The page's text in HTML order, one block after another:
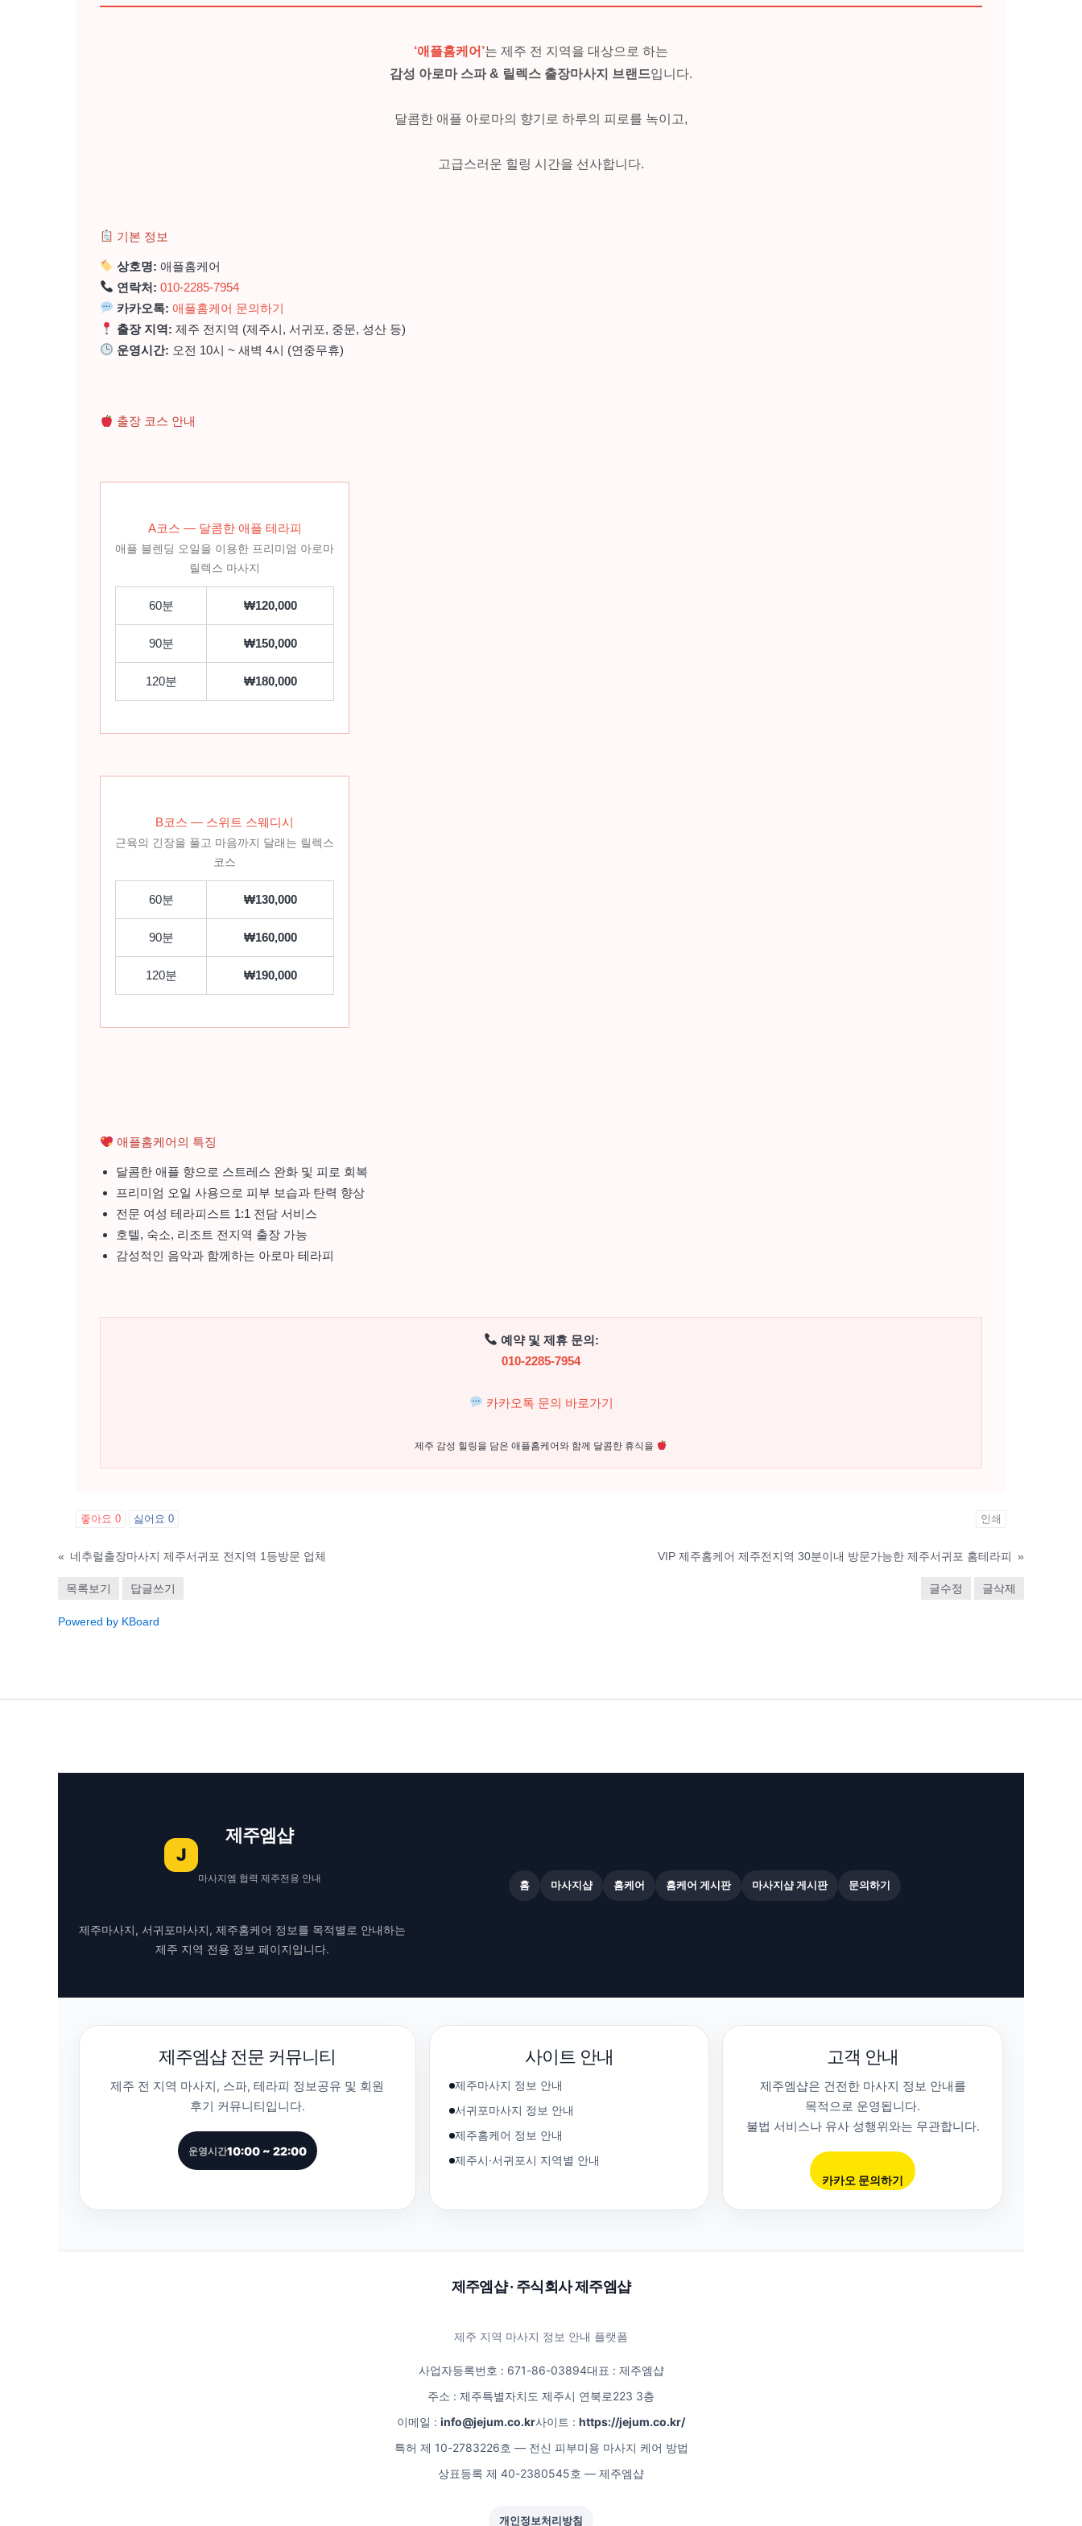
‘애플홈케어’는 제주 전 지역을 대상으로 하는
감성 아로마 스파 & 릴렉스 출장마사지 브랜드입니다.
달콤한 애플 아로마의 향기로 하루의 피로를 녹이고,
고급스러운 힐링 시간을 선사합니다.
기본 정보
상호명: 애플홈케어
연락처: 010-2285-7954
카카오톡: 애플홈케어 문의하기
출장 지역: 제주 전지역 (제주시, 서귀포, 중문, 성산 등)
운영시간: 오전 10시 ~ 새벽 4시 (연중무휴)
출장 코스 안내
A코스 — 달콤한 애플 테라피
애플 블렌딩 오일을 이용한 프리미엄 아로마
릴렉스 마사지
60분 ₩120,000
90분 ₩150,000
120분 ₩180,000
B코스 — 스위트 스웨디시
근육의 긴장을 풀고 마음까지 달래는 릴렉스
코스
60분 ₩130,000
90분 ₩160,000
120분 ₩190,000
애플홈케어의 특징
달콤한 애플 향으로 스트레스 완화 및 피로 회복
프리미엄 오일 사용으로 피부 보습과 탄력 향상
전문 여성 테라피스트 1:1 전담 서비스
호텔, 숙소, 리조트 전지역 출장 가능
감성적인 음악과 함께하는 아로마 테라피
예약 및 제휴 문의:
010-2285-7954
카카오톡 문의 바로가기
제주 감성 힐링을 담은 애플홈케어와 함께 달콤한 휴식을
좋아요 0 싫어요 0 인쇄
« 네추럴출장마사지 제주서귀포 전지역 1등방문 업체 VIP 제주홈케어 제주전지역 30분이내 방문가능한 제주서귀포 홈테라피 »
목록보기 답글쓰기 글수정 글삭제
Powered by KBoard
J
제주엠샵
마사지엠 협력 제주전용 안내
제주마사지, 서귀포마사지, 제주홈케어 정보를 목적별로 안내하는
제주 지역 전용 정보 페이지입니다.
홈 마사지샵 홈케어 홈케어 게시판 마사지샵 게시판 문의하기
제주엠샵 전문 커뮤니티
제주 전 지역 마사지, 스파, 테라피 정보공유 및 회원
후기 커뮤니티입니다.
운영시간10:00 ~ 22:00
사이트 안내
제주마사지 정보 안내
서귀포마사지 정보 안내
제주홈케어 정보 안내
제주시·서귀포시 지역별 안내
고객 안내
제주엠샵은 건전한 마사지 정보 안내를
목적으로 운영됩니다.
불법 서비스나 유사 성행위와는 무관합니다.
카카오 문의하기
제주엠샵 · 주식회사 제주엠샵
제주 지역 마사지 정보 안내 플랫폼
사업자등록번호 : 671-86-03894대표 : 제주엠샵
주소 : 제주특별자치도 제주시 연북로223 3층
이메일 : info@jejum.co.kr사이트 : https://jejum.co.kr/
특허 제 10-2783226호 — 전신 피부미용 마사지 케어 방법
상표등록 제 40-2380545호 — 제주엠샵
개인정보처리방침